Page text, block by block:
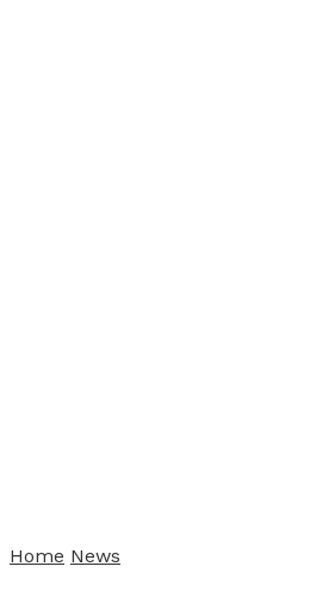
Home News